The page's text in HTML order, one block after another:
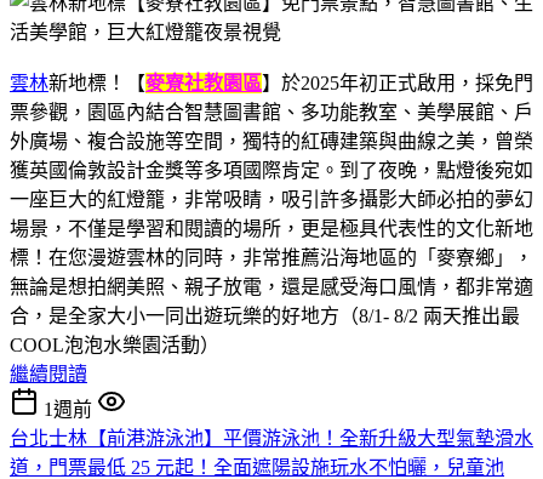
雲林新地標！【麥寮社教園區】於2025年初正式啟用，採免門
票參觀，園區內結合智慧圖書館、多功能教室、美學展館、戶
外廣場、複合設施等空間，獨特的紅磚建築與曲線之美，曾榮
獲英國倫敦設計金獎等多項國際肯定。到了夜晚，點燈後宛如
一座巨大的紅燈籠，非常吸睛，吸引許多攝影大師必拍的夢幻
場景，不僅是學習和閱讀的場所，更是極具代表性的文化新地
標！在您漫遊雲林的同時，非常推薦沿海地區的「麥寮鄉」，
無論是想拍網美照、親子放電，還是感受海口風情，都非常適
合，是全家大小一同出遊玩樂的好地方（8/1- 8/2 兩天推出最
COOL泡泡水樂園活動）
繼續閱讀
1週前
台北士林【前港游泳池】平價游泳池！全新升級大型氣墊滑水
道，門票最低 25 元起！全面遮陽設施玩水不怕曬，兒童池